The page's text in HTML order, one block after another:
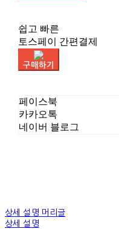
쉽고 빠른
토스페이 간편결제
구매하기
페이스북
카카오톡
네이버 블로그
상세 설명 머리글
상세 설명